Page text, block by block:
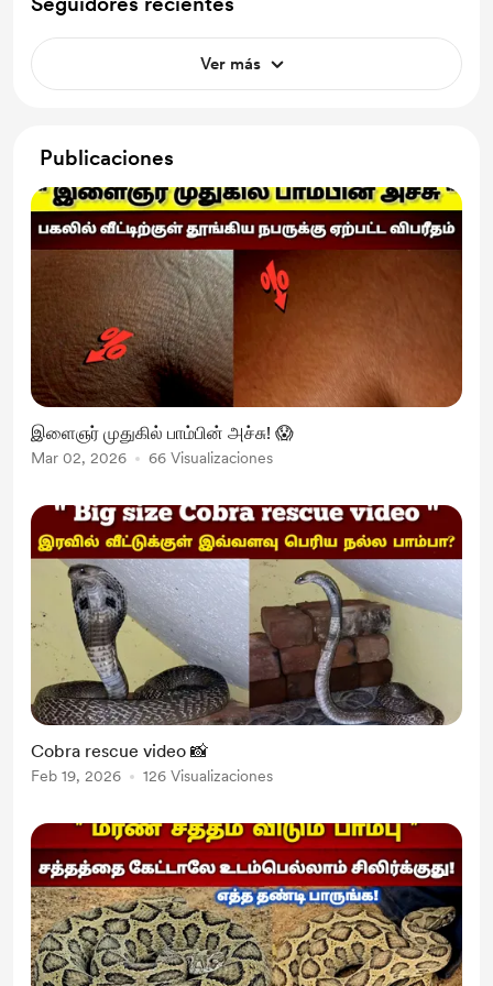
Ver más
Publicaciones
இளைஞர் முதுகில் பாம்பின் அச்சு! 😱
Mar 02, 2026 66 Visualizaciones
Cobra rescue video 📸
Feb 19, 2026 126 Visualizaciones